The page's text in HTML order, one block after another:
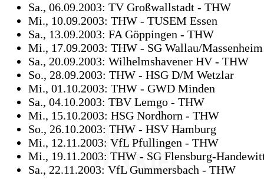
Sa., 06.09.2003: TV Großwallstadt - THW
Mi., 10.09.2003: THW - TUSEM Essen
Sa., 13.09.2003: FA Göppingen - THW
Mi., 17.09.2003: THW - SG Wallau/Massenheim
Sa., 20.09.2003: Wilhelmshavener HV - THW
So., 28.09.2003: THW - HSG D/M Wetzlar
Mi., 01.10.2003: THW - GWD Minden
Sa., 04.10.2003: TBV Lemgo - THW
Mi., 15.10.2003: HSG Nordhorn - THW
So., 26.10.2003: THW - HSV Hamburg
Mi., 12.11.2003: VfL Pfullingen - THW
Mi., 19.11.2003: THW - SG Flensburg-
Sa., 22.11.2003: VfL Gummersbach - THW